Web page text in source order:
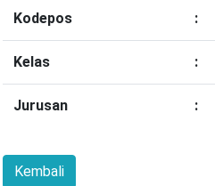
Kodepos :
Kelas :
Jurusan :